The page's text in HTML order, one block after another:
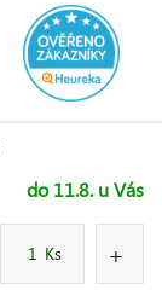
do 11.8. u Vás
Ks